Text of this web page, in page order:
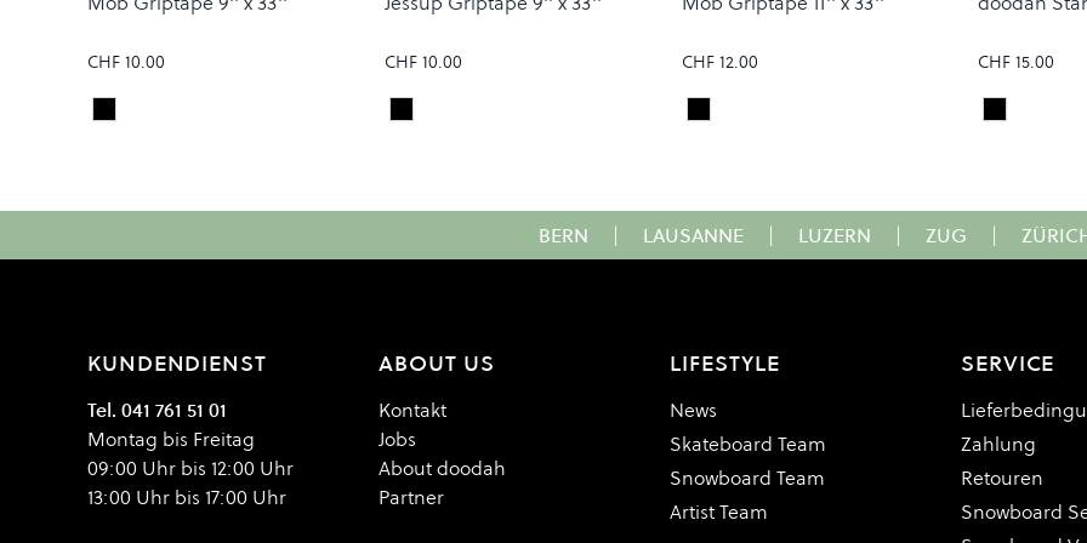
CHF 10.00
Colour
Black
CHF 10.00
Colour
Black
CHF 12.00
Colour
Black
CHF 15.00
Colour
Black
BERN | LAUSANNE | LUZERN | ZUG |
KUNDENDIENST
Tel. 041 761 51 01
Montag bis Freitag
09:00 Uhr bis 12:00 Uhr
13:00 Uhr bis 17:00 Uhr
ABOUT US
Kontakt
Jobs
About doodah
Partner
LIFESTYLE
News
Skateboard Team
Snowboard Team
Artist Team
SERVICE
Zahlung
Retouren
Snowboard